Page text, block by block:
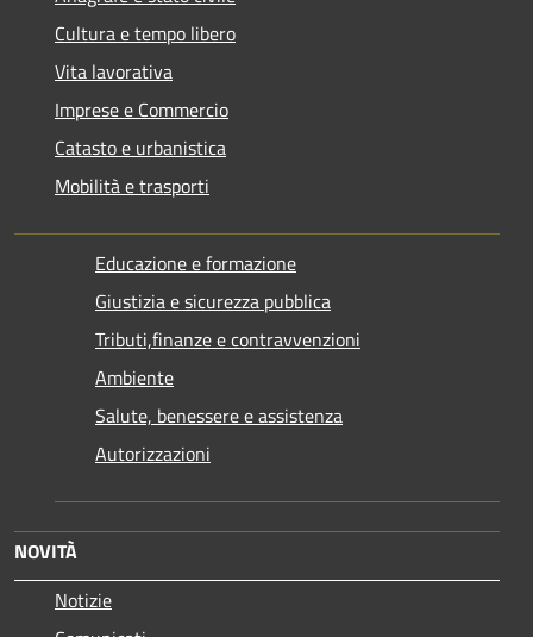
Cultura e tempo libero
Vita lavorativa
Imprese e Commercio
Catasto e urbanistica
Mobilità e trasporti
Educazione e formazione
Giustizia e sicurezza pubblica
Tributi,finanze e contravvenzioni
Ambiente
Salute, benessere e assistenza
Autorizzazioni
NOVITÀ
Notizie